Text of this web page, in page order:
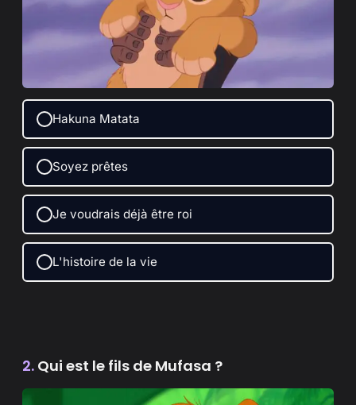
Hakuna Matata
Soyez prêtes
Je voudrais déjà être roi
L'histoire de la vie
2. Qui est le fils de Mufasa ?